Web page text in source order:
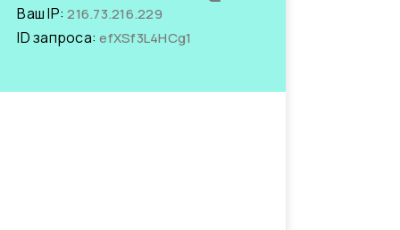
Ваш IP:216.73.216.229
ID запроса:efXSf3L4HCg1